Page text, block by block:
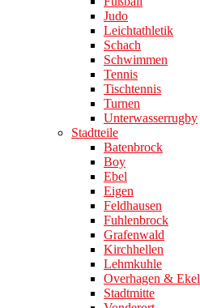
Judo
Leichtathletik
Schach
Schwimmen
Tennis
Tischtennis
Turnen
Unterwasserrugby
Stadtteile
Batenbrock
Boy
Ebel
Eigen
Feldhausen
Fuhlenbrock
Grafenwald
Kirchhellen
Lehmkuhle
Overhagen & Ekel
Stadtmitte